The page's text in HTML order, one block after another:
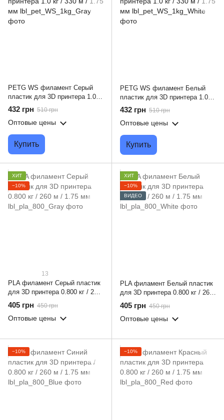
PETG WS филамент Серый
пластик для 3D принтера 1.0 кг
/ 330 м / 1.75 мм
432 грн 510 грн
Оптовые цены
Купить
PETG WS филамент Белый
пластик для 3D принтера 1.0 кг
/ 330 м / 1.75 мм
432 грн 510 грн
Оптовые цены
Купить
ХИТ
−10%
13
PLA филамент Серый пластик
для 3D принтера 0.800 кг / 260
м / 1.75 мм
405 грн 450 грн
Оптовые цены
ХИТ
−10%
ВИДЕО
PLA филамент Белый пластик
для 3D принтера 0.800 кг / 260
м / 1.75 мм
405 грн 450 грн
Оптовые цены
−10% −10%